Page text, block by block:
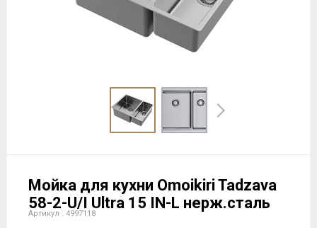
Мойка для кухни Omoikiri Tadzava
58-2-U/I Ultra 15 IN-L нерж.сталь
Артикул : 4997118